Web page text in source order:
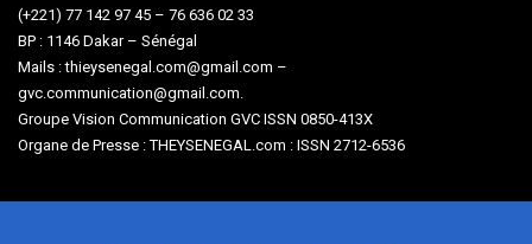
(+221) 77 142 97 45 – 76 636 02 33
BP : 1146 Dakar – Sénégal
Mails : thieysenegal.com@gmail.com –
gvc.communication@gmail.com.
Groupe Vision Communication GVC ISSN 0850-413X
Organe de Presse : THEYSENEGAL.com : ISSN 2712-6536